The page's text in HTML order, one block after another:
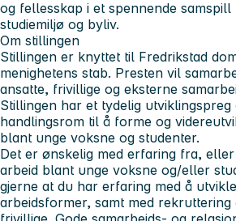
og fellesskap i et spennende
studiemiljø og byliv.
Om stillingen
Stillingen er knyttet til Fredrikstad
menighetens stab. Presten vil
ansatte, frivillige og eksterne
Stillingen har et tydelig
handlingsrom til å forme og
blant unge voksne og studenter.
Det er ønskelig med erfaring fra,
arbeid blant unge voksne og/eller
gjerne at du har erfaring med å
arbeidsformer, samt med